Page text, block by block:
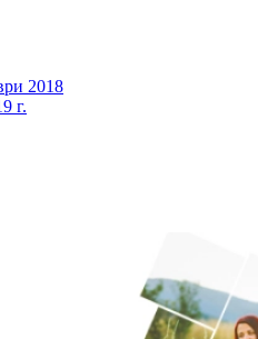
2018
г.